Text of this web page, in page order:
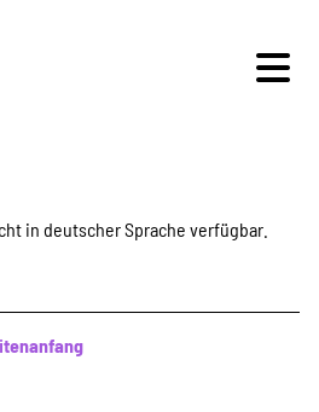
in deutscher Sprache verfügbar.